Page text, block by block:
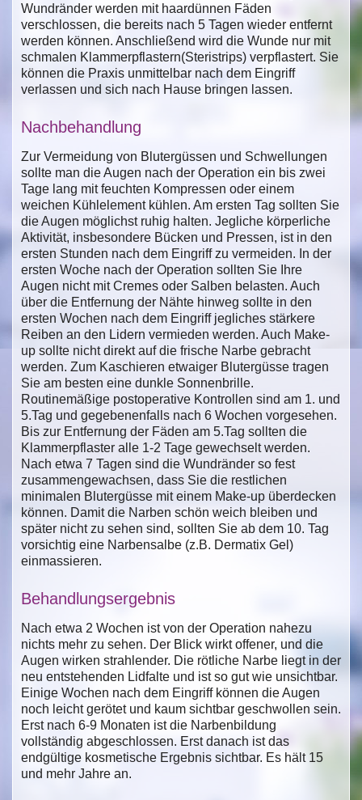
Wundränder werden mit haardünnen Fäden
verschlossen, die bereits nach 5 Tagen wieder entfernt
werden können. Anschließend wird die Wunde nur mit
schmalen Klammerpflastern(Steristrips) verpflastert. Sie
können die Praxis unmittelbar nach dem Eingriff
verlassen und sich nach Hause bringen lassen.
Nachbehandlung
Zur Vermeidung von Blutergüssen und Schwellungen
sollte man die Augen nach der Operation ein bis zwei
Tage lang mit feuchten Kompressen oder einem
weichen Kühlelement kühlen. Am ersten Tag sollten Sie
die Augen möglichst ruhig halten. Jegliche körperliche
Aktivität, insbesondere Bücken und Pressen, ist in den
ersten Stunden nach dem Eingriff zu vermeiden. In der
ersten Woche nach der Operation sollten Sie Ihre
Augen nicht mit Cremes oder Salben belasten. Auch
über die Entfernung der Nähte hinweg sollte in den
ersten Wochen nach dem Eingriff jegliches stärkere
Reiben an den Lidern vermieden werden. Auch Make-
up sollte nicht direkt auf die frische Narbe gebracht
werden. Zum Kaschieren etwaiger Blutergüsse tragen
Sie am besten eine dunkle Sonnenbrille.
Routinemäßige postoperative Kontrollen sind am 1. und
5.Tag und gegebenenfalls nach 6 Wochen vorgesehen.
Bis zur Entfernung der Fäden am 5.Tag sollten die
Klammerpflaster alle 1-2 Tage gewechselt werden.
Nach etwa 7 Tagen sind die Wundränder so fest
zusammengewachsen, dass Sie die restlichen
minimalen Blutergüsse mit einem Make-up überdecken
können. Damit die Narben schön weich bleiben und
später nicht zu sehen sind, sollten Sie ab dem 10. Tag
vorsichtig eine Narbensalbe (z.B. Dermatix Gel)
einmassieren.
Behandlungsergebnis
Nach etwa 2 Wochen ist von der Operation nahezu
nichts mehr zu sehen. Der Blick wirkt offener, und die
Augen wirken strahlender. Die rötliche Narbe liegt in der
neu entstehenden Lidfalte und ist so gut wie unsichtbar.
Einige Wochen nach dem Eingriff können die Augen
noch leicht gerötet und kaum sichtbar geschwollen sein.
Erst nach 6-9 Monaten ist die Narbenbildung
vollständig abgeschlossen. Erst danach ist das
endgültige kosmetische Ergebnis sichtbar. Es hält 15
und mehr Jahre an.